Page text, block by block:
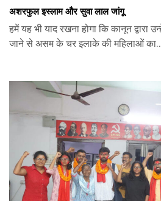
अशरफुल इस्लाम और सुवा लाल जांगू
हमें यह भी याद रखना होगा कि कानून द्वारा
जाने से असम के चर इलाके की महिलाओं